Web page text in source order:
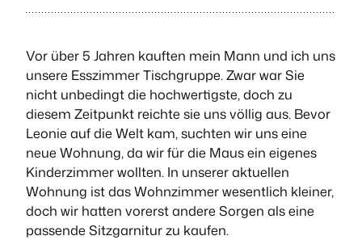
Vor über 5 Jahren kauften mein Mann und ich uns
unsere Esszimmer Tischgruppe. Zwar war Sie
nicht unbedingt die hochwertigste, doch zu
diesem Zeitpunkt reichte sie uns völlig aus. Bevor
Leonie auf die Welt kam, suchten wir uns eine
neue Wohnung, da wir für die Maus ein eigenes
Kinderzimmer wollten. In unserer aktuellen
Wohnung ist das Wohnzimmer wesentlich kleiner,
doch wir hatten vorerst andere Sorgen als eine
passende Sitzgarnitur zu kaufen.